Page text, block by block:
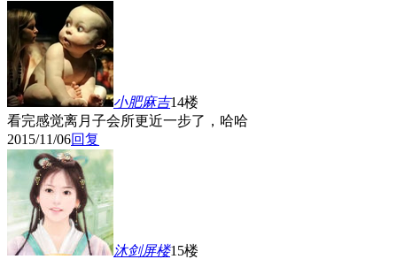
小肥麻吉14楼
看完感觉离月子会所更近一步了，哈哈
2015/11/06回复
沐剑屏楼15楼